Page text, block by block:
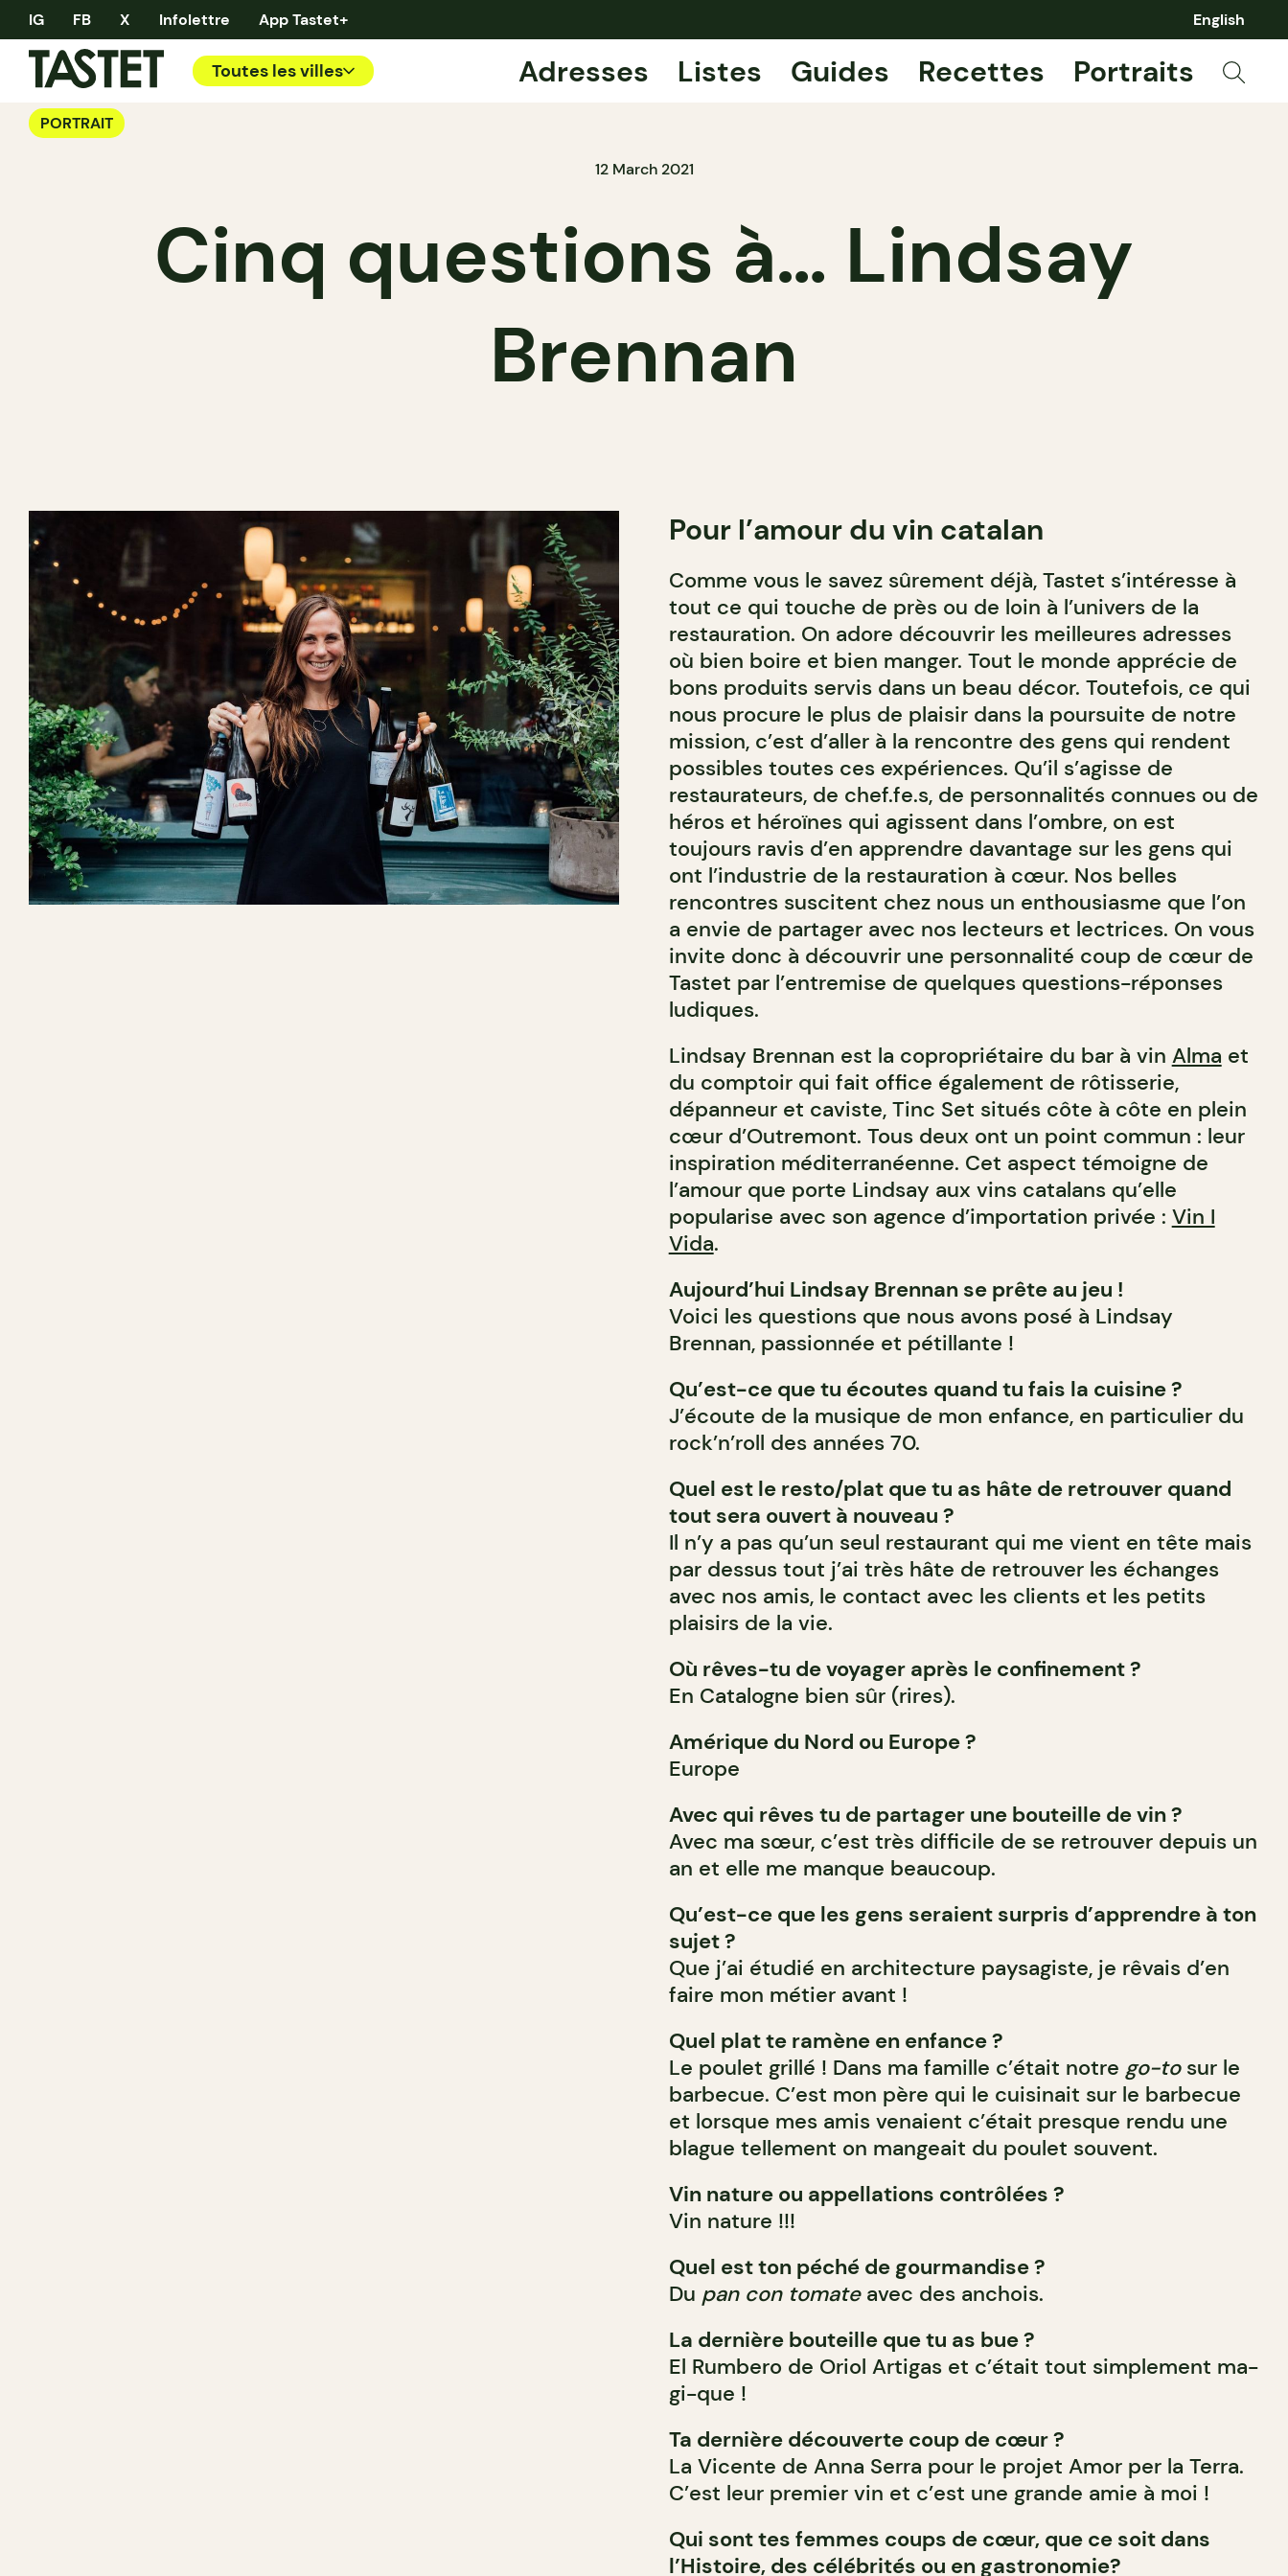
IG FB X Infolettre App Tastet+ English
Toutes les villes Adresses Listes Guides Recettes Portraits
PORTRAIT
12 March 2021
Cinq questions à… Lindsay
Brennan
Pour l’amour du vin catalan
Comme vous le savez sûrement déjà, Tastet s’intéresse à
tout ce qui touche de près ou de loin à l’univers de la
restauration. On adore découvrir les meilleures adresses
où bien boire et bien manger. Tout le monde apprécie de
bons produits servis dans un beau décor. Toutefois, ce qui
nous procure le plus de plaisir dans la poursuite de notre
mission, c’est d’aller à la rencontre des gens qui rendent
possibles toutes ces expériences. Qu’il s’agisse de
restaurateurs, de chef.fe.s, de personnalités connues ou de
héros et héroïnes qui agissent dans l’ombre, on est
toujours ravis d’en apprendre davantage sur les gens qui
ont l’industrie de la restauration à cœur. Nos belles
rencontres suscitent chez nous un enthousiasme que l’on
a envie de partager avec nos lecteurs et lectrices. On vous
invite donc à découvrir une personnalité coup de cœur de
Tastet par l’entremise de quelques questions-réponses
ludiques.
Lindsay Brennan est la copropriétaire du bar à vin Alma et
du comptoir qui fait office également de rôtisserie,
dépanneur et caviste, Tinc Set situés côte à côte en plein
cœur d’Outremont. Tous deux ont un point commun : leur
inspiration méditerranéenne. Cet aspect témoigne de
l’amour que porte Lindsay aux vins catalans qu’elle
popularise avec son agence d’importation privée : Vin I
Vida.
Aujourd’hui Lindsay Brennan se prête au jeu !
Voici les questions que nous avons posé à Lindsay
Brennan, passionnée et pétillante !
Qu’est-ce que tu écoutes quand tu fais la cuisine ?
J’écoute de la musique de mon enfance, en particulier du
rock’n’roll des années 70.
Quel est le resto/plat que tu as hâte de retrouver quand
tout sera ouvert à nouveau ?
Il n’y a pas qu’un seul restaurant qui me vient en tête mais
par dessus tout j’ai très hâte de retrouver les échanges
avec nos amis, le contact avec les clients et les petits
plaisirs de la vie.
Où rêves-tu de voyager après le confinement ?
En Catalogne bien sûr (rires).
Amérique du Nord ou Europe ?
Europe
Avec qui rêves tu de partager une bouteille de vin ?
Avec ma sœur, c’est très difficile de se retrouver depuis un
an et elle me manque beaucoup.
Qu’est-ce que les gens seraient surpris d’apprendre à ton
sujet ?
Que j’ai étudié en architecture paysagiste, je rêvais d’en
faire mon métier avant !
Quel plat te ramène en enfance ?
Le poulet grillé ! Dans ma famille c’était notre go-tosur le
barbecue. C’est mon père qui le cuisinait sur le barbecue
et lorsque mes amis venaient c’était presque rendu une
blague tellement on mangeait du poulet souvent.
Vin nature ou appellations contrôlées ?
Vin nature !!!
Quel est ton péché de gourmandise ?
Du pan con tomateavec des anchois.
La dernière bouteille que tu as bue ?
El Rumbero de Oriol Artigas et c’était tout simplement ma-
gi-que !
Ta dernière découverte coup de cœur ?
La Vicente de Anna Serra pour le projet Amor per la Terra.
C’est leur premier vin et c’est une grande amie à moi !
Qui sont tes femmes coups de cœur, que ce soit dans
l’Histoire, des célébrités ou en gastronomie?